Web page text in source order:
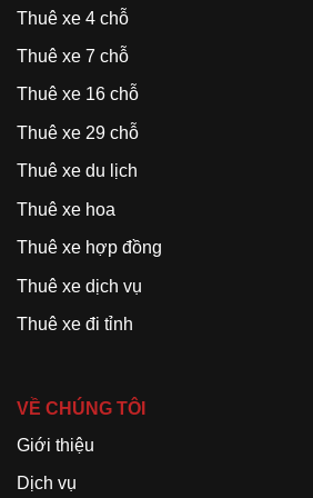
Thuê xe 4 chỗ
Thuê xe 7 chỗ
Thuê xe 16 chỗ
Thuê xe 29 chỗ
Thuê xe du lịch
Thuê xe hoa
Thuê xe hợp đồng
Thuê xe dịch vụ
Thuê xe đi tỉnh
VỀ CHÚNG TÔI
Giới thiệu
Dịch vụ